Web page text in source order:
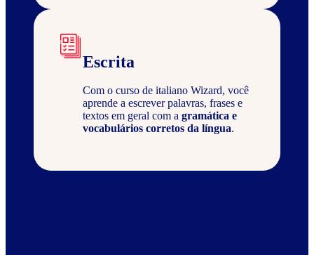
Escrita
Com o curso de italiano Wizard, você
aprende a escrever palavras, frases e
textos em geral com a gramática e
vocabulários corretos da língua.